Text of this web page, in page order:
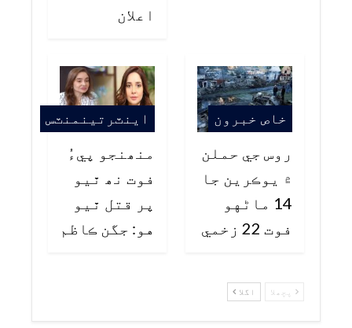
اعلان
خاص خبرون
روس جي حملن
۾ يوڪرين جا
14 ماڻهو
فوت 22 زخمي
اينٽرتينمنٽس
منھنجو پيءُ
فوت نھ ٿيو
پر قتل ٿيو
هو: جگن ڪاظم
پچھلا اگلا